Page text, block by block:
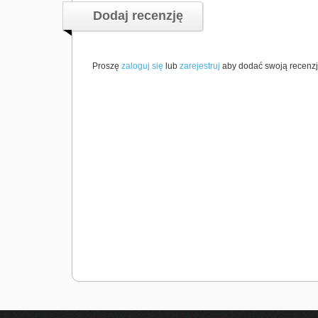
Dodaj recenzję
Proszę zaloguj się lub zarejestruj aby dodać swoją